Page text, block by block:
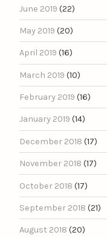
June 2019 (22)
May 2019 (20)
April 2019 (16)
March 2019 (10)
February 2019 (16)
January 2019 (14)
December 2018 (17)
November 2018 (17)
October 2018 (17)
September 2018 (21)
August 2018 (20)